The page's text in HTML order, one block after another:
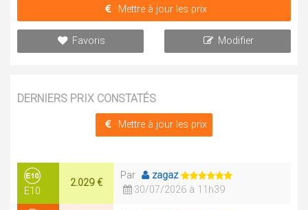
Mettre à jour les prix
Favoris Modifier
DERNIERS PRIX CONSTATÉS
Mettre à jour les prix
E10
2.029 €
Par
zagaz
30/07/2026 à 11h39